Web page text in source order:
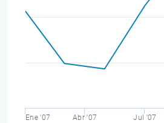
Ene '07 Abr '07 Jul '07